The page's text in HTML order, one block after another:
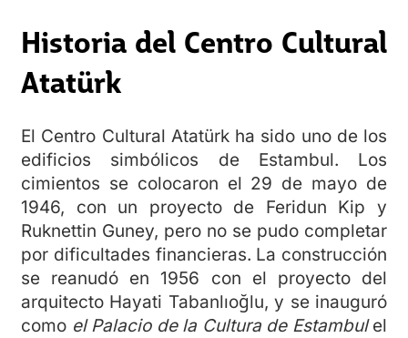
Historia del Centro Cultural
Atatürk
El Centro Cultural Atatürk ha sido uno de los
edificios simbólicos de Estambul. Los
cimientos se colocaron el 29 de mayo de
1946, con un proyecto de Feridun Kip y
Ruknettin Guney, pero no se pudo completar
por dificultades financieras. La construcción
se reanudó en 1956 con el proyecto del
arquitecto Hayati Tabanlıoğlu, y se inauguró
como el Palacio de la Cultura de Estambulel